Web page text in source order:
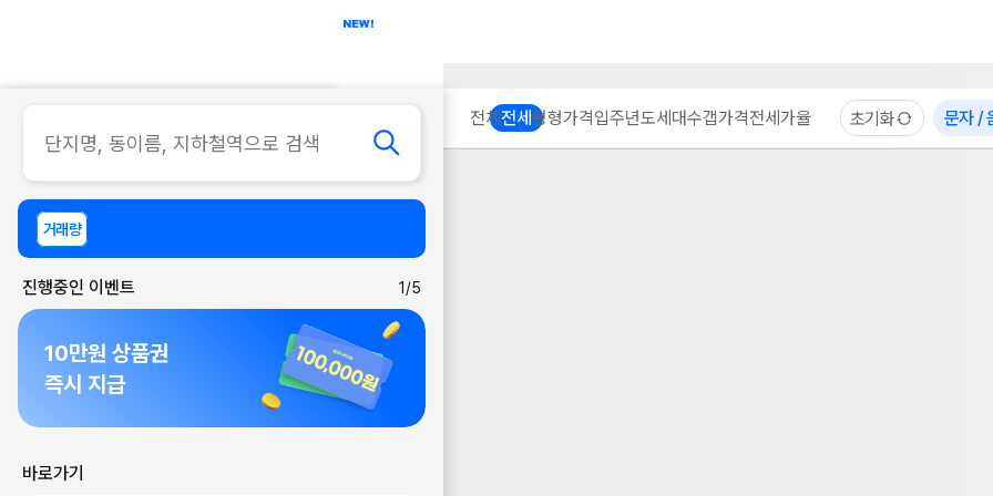
사무실
거래량
진행중인 이벤트 1/5
10만원 상품권
즉시 지급
바로가기
전체전세 평형가격입주년도세대수갭가격전세가율 초기화 문자 /